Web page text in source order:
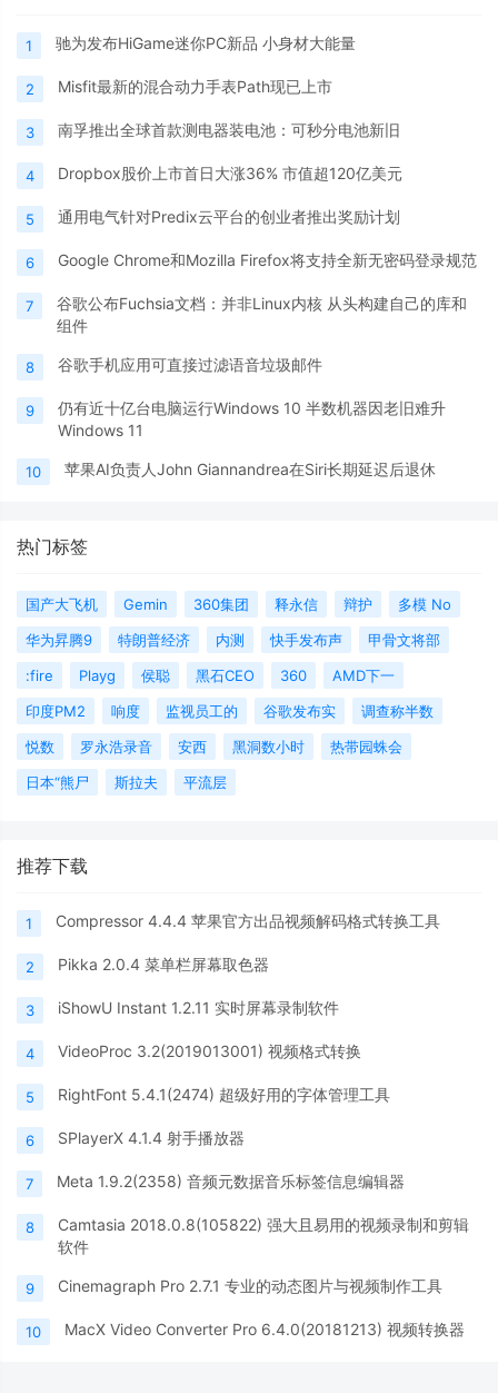
1 驰为发布HiGame迷你PC新品 小身材大能量
2 Misfit最新的混合动力手表Path现已上市
3 南孚推出全球首款测电器装电池：可秒分电池新旧
4 Dropbox股价上市首日大涨36% 市值超120亿美元
5 通用电气针对Predix云平台的创业者推出奖励计划
6 Google Chrome和Mozilla Firefox将支持全新无密码登录规范
7
谷歌公布Fuchsia文档：并非Linux内核 从头构建自己的库和
组件
8 谷歌手机应用可直接过滤语音垃圾邮件
9
仍有近十亿台电脑运行Windows 10 半数机器因老旧难升
Windows 11
10 苹果AI负责人John Giannandrea在Siri长期延迟后退休
热门标签
国产大飞机 Gemin 360集团 释永信 辩护
多模 No
华为昇腾9
特朗普经济 内测 快手发布声
甲骨文将部
:fire
Playg 侯聪 黑石CEO 360
AMD下一
印度PM2
响度 监视员工的 谷歌发布实
调查称半数
悦数
罗永浩录音 安西 黑洞数小时
热带园蛛会
日本“熊尸
斯拉夫 平流层
推荐下载
1 Compressor 4.4.4 苹果官方出品视频解码格式转换工具
2 Pikka 2.0.4 菜单栏屏幕取色器
3 iShowU Instant 1.2.11 实时屏幕录制软件
4 VideoProc 3.2(2019013001) 视频格式转换
5 RightFont 5.4.1(2474) 超级好用的字体管理工具
6 SPlayerX 4.1.4 射手播放器
7 Meta 1.9.2(2358) 音频元数据音乐标签信息编辑器
8
Camtasia 2018.0.8(105822) 强大且易用的视频录制和剪辑
软件
9 Cinemagraph Pro 2.7.1 专业的动态图片与视频制作工具
10 MacX Video Converter Pro 6.4.0(20181213) 视频转换器